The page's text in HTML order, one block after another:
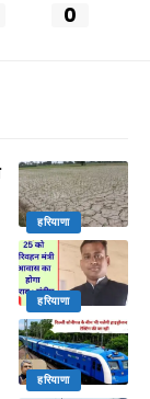
0
हरियाणा
हरियाणा
हरियाणा